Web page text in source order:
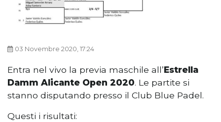
03 Novembre 2020, 17:24
Entra nel vivo la previa maschile all’Estrella
Damm Alicante Open 2020. Le partite si
stanno disputando presso il Club Blue Padel.
Questi i risultati: